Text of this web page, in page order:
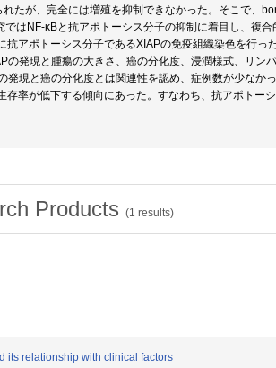
たが、完全には増殖を抑制できなかった。そこで、
はNF-κBと抗アポトーシス分子の抑制に着目し、複
抗アポトーシス分子であるXIAPの免疫組織染色を行っ
の発現と腫瘍の大きさ、癌の分化度、浸潤様式、リン
発現と癌の分化度とは関連性を認め、症例数が少なか
存率が低下する傾向にあった。すなわち、抗アポトー
Products (1 results)
its relationship with clinical factors